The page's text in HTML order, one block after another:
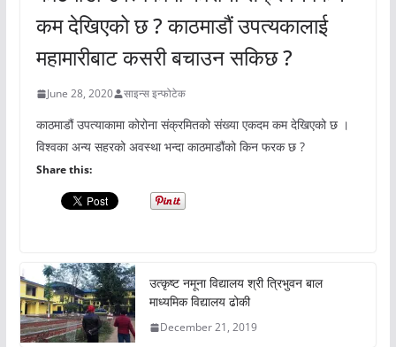
कम देखिएको छ ? काठमाडौं उपत्यकालाई
महामारीबाट कसरी बचाउन सकिछ ?
June 28, 2020 साइन्स इन्फोटेक
काठमाडौं उपत्याकामा कोरोना संक्रमितको संख्या एकदम कम देखिएको छ ।
विश्वका अन्य सहरको अवस्था भन्दा काठमाडौंको किन फरक छ ?
Share this:
उत्कृष्ट नमूना विद्यालय श्री त्रिभुवन बाल
माध्यमिक विद्यालय ढोकी
December 21, 2019